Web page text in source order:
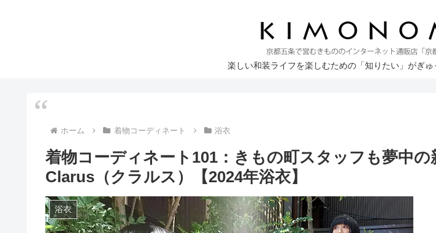
楽しい和装ライフを楽しむための「知りたい」がぎ
ホーム 着物コーディネート 浴衣
着物コーディネート101：きもの町スタッフも夢中の
Clarus（クラルス）【2024年浴衣】
浴衣